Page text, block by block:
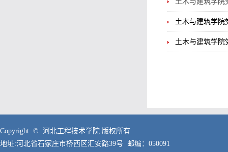
土木与建筑学院
土木与建筑学院
Copyright © 河北工程技术学院 版权所有
地址:河北省石家庄市桥西区汇安路39号 邮编：050091